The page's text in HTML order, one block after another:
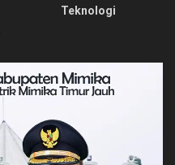
Teknologi